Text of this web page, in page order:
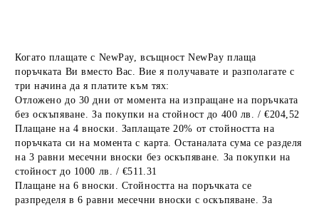
Когато плащате с NewPay, всъщност NewPay плаща
поръчката Ви вместо Вас. Вие я получавате и разполагате с
три начина да я платите към тях:
Отложено до 30 дни от момента на изпращане на поръчката
без оскъпяване. За покупки на стойност до 400 лв. / €204,52
Плащане на 4 вноски. Заплащате 20% от стойността на
поръчката си на момента с карта. Останалата сума се разделя
на 3 равни месечни вноски без оскъпяване. За покупки на
стойност до 1000 лв. / €511.31
Плащане на 6 вноски. Стойността на поръчката се
разпределя в 6 равни месечни вноски с оскъпяване. За